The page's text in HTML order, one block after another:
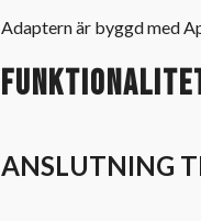
Adaptern är byggd med
Funktionalitet
ANSLUTNING